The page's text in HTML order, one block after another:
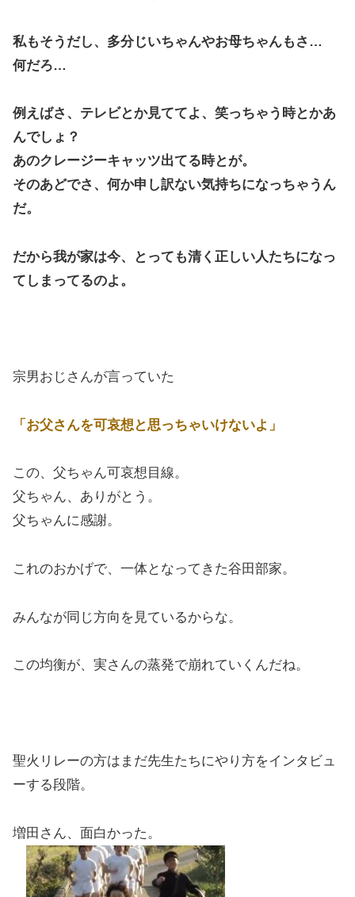
私もそうだし、多分じいちゃんやお母ちゃんもさ…
何だろ…
例えばさ、テレビとか見ててよ、笑っちゃう時とかあ
んでしょ？
あのクレージーキャッツ出てる時とが。
そのあどでさ、何か申し訳ない気持ちになっちゃうん
だ。
だから我が家は今、とっても清く正しい人たちになっ
てしまってるのよ。
宗男おじさんが言っていた
「お父さんを可哀想と思っちゃいけないよ」
この、父ちゃん可哀想目線。
父ちゃん、ありがとう。
父ちゃんに感謝。
これのおかげで、一体となってきた谷田部家。
みんなが同じ方向を見ているからな。
この均衡が、実さんの蒸発で崩れていくんだね。
聖火リレーの方はまだ先生たちにやり方をインタビュ
ーする段階。
増田さん、面白かった。